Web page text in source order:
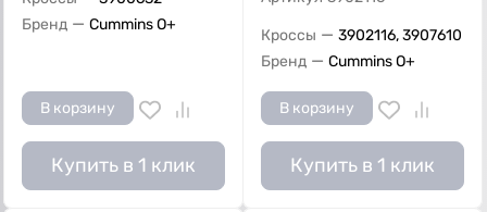
Бренд — Cummins O+
В корзину
Купить в 1 клик
Кроссы — 3902116, 3907610
Бренд — Cummins O+
В корзину
Купить в 1 клик